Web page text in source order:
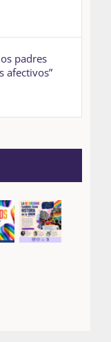
padres
afectivos”